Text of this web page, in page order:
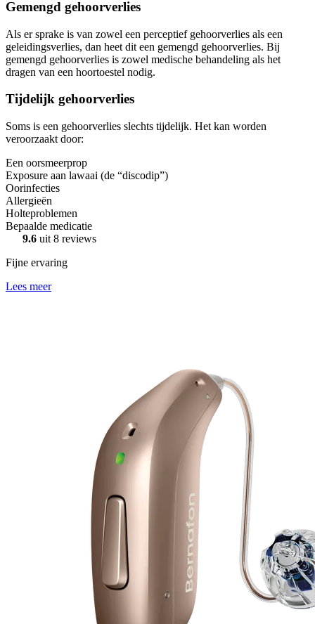
Gemengd gehoorverlies
Als er sprake is van zowel een perceptief gehoorverlies als een
geleidingsverlies, dan heet dit een gemengd gehoorverlies. Bij
gemengd gehoorverlies is zowel medische behandeling als het
dragen van een hoortoestel nodig.
Tijdelijk gehoorverlies
Soms is een gehoorverlies slechts tijdelijk. Het kan worden
veroorzaakt door:
Een oorsmeerprop
Exposure aan lawaai (de “discodip”)
Oorinfecties
Allergieën
Holteproblemen
Bepaalde medicatie
9.6 uit 8 reviews
Fijne ervaring
Lees meer